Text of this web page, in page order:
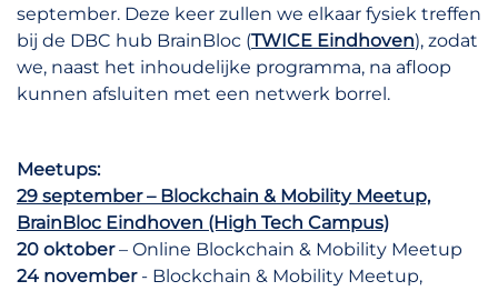
september. Deze keer zullen we elkaar fysiek treffen
bij de DBC hub BrainBloc (TWICE Eindhoven), zodat
we, naast het inhoudelijke programma, na afloop
kunnen afsluiten met een netwerk borrel.
Meetups:
29 september– Blockchain & Mobility Meetup,
BrainBloc Eindhoven (High Tech Campus)
20 oktober– Online Blockchain & Mobility Meetup
24 november - Blockchain & Mobility Meetup,